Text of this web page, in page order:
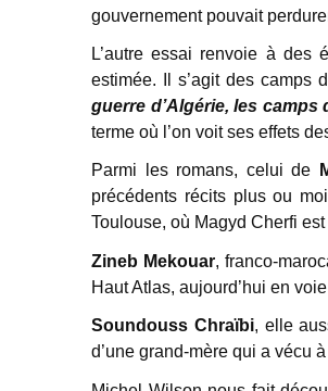
gouvernement pouvait
L’autre essai renvoie à des
estimée. Il s’agit des camps
guerre d’Algérie, les camps
terme où l’on voit ses effets
Parmi les romans, celui de
précédents récits plus ou
Toulouse, où Magyd Cherfi
Zineb Mekouar, franco-
Haut Atlas, aujourd’hui en
Soundouss Chraïbi, elle
d’une grand-mère qui a vécu